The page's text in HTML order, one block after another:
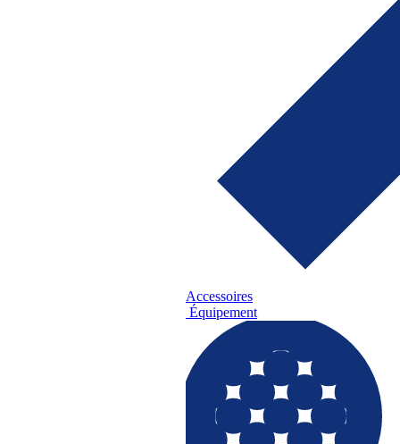
Accessoires
Équipement